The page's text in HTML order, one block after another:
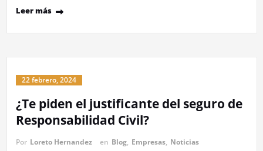
Leer más
22 febrero, 2024
¿Te piden el justificante del seguro de
Responsabilidad Civil?
Por Loreto Hernandez en Blog, Empresas, Noticias